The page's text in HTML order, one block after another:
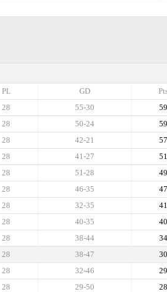
GD
PL
59
55-30
28
59
50-24
28
57
42-21
28
51
41-27
28
49
51-28
28
47
46-35
28
41
32-35
28
40
40-35
28
34
38-44
28
30
38-47
28
29
32-46
28
28
29-50
28